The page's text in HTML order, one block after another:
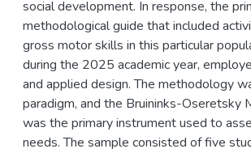
social development. In response, the
methodological guide that included
gross motor skills in this particular
during the 2025 academic year,
and applied design. The methodology
paradigm, and the Bruininks-
was the primary instrument used to
needs. The sample consisted of five